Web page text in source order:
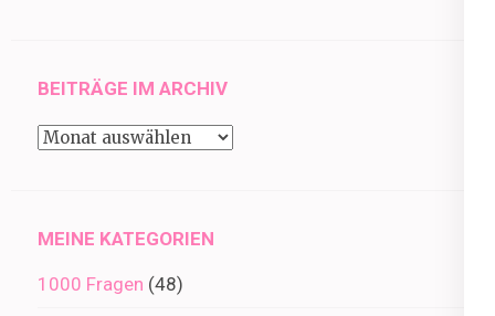
BEITRÄGE IM ARCHIV
Beiträge
MEINE KATEGORIEN
1000 Fragen (48)